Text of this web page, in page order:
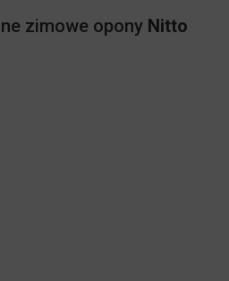
zimowe opony Nitto